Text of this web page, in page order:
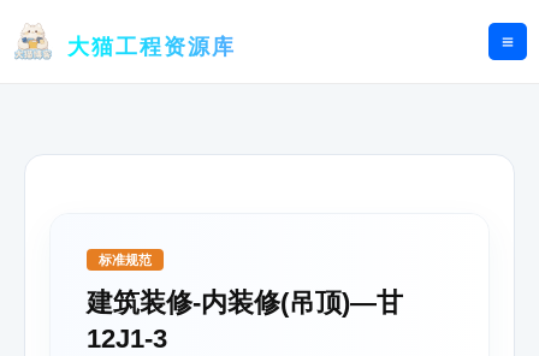
大猫工程资源库
标准规范
建筑装修-内装修(吊顶)—甘
12J1-3